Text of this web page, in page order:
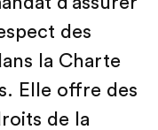
des
la Charte
Elle offre des
de la